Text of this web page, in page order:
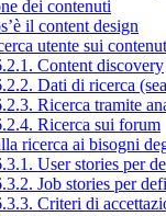
dei contenuti
il content design
utente sui
Content discovery
Dati di ricerca
Ricerca tramite
Ricerca sui forum
ricerca ai bisogni
User stories per
Job stories per
Criteri di